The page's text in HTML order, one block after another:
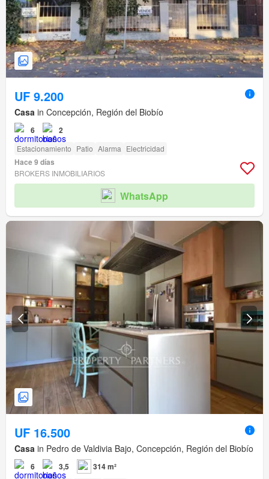
UF 9.200
Casa in Concepción, Región del Biobío
6 2
Estacionamiento Patio Alarma Electricidad
Hace 9 días
BROKERS INMOBILIARIOS
WhatsApp
UF 16.500
Casa in Pedro de Valdivia Bajo, Concepción, Región del Biobío
6 3,5 314 m²